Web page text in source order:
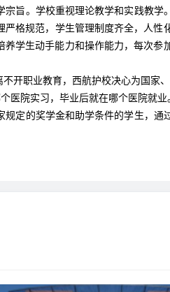
旨。学校重视理论教学和实践教
格规范，学生管理制度齐全，人
学生动手能力和操作能力，每次
开职业教育，西航护校决心为国家
医院实习，毕业后就在哪个医院就
定的奖学金和助学条件的学生，